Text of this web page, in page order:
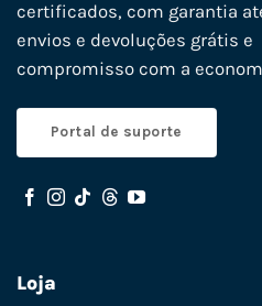
certificados, com garantia
envios e devoluções grátis e
compromisso com a
Portal de suporte
Loja